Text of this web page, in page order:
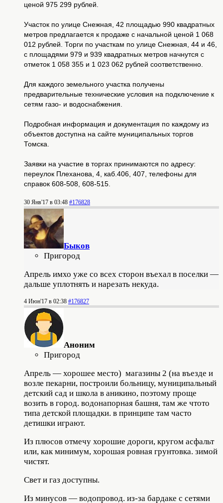
ценой 975 299 рублей.
Участок по улице Снежная, 42 площадью 990 квадратных
метров предлагается к продаже с начальной ценой 1 068
012 рублей. Торги по участкам по улице Снежная, 44 и 46,
с площадями 979 и 939 квадратных метров начнутся с
отметок 1 058 355 и 1 023 062 рублей соответственно.
Для каждого земельного участка получены
предварительные технические условия на подключение к
сетям газо- и водоснабжения.
Подробная информация и документация по каждому из
объектов доступна на сайте муниципальных торгов
Томска.
Заявки на участие в торгах принимаются по адресу:
переулок Плеханова, 4, каб.406, 407, телефоны для
справок 608-508, 608-515.
30 Янв'17 в 03:48 #176828
Быков
Пригород
Апрель имхо уже со всех сторон въехал в поселки —
дальше уплотнять и нарезать некуда.
4 Июн'17 в 02:38 #176827
Аноним
Пригород
Апрель — хорошее место) магазины 2 (на въезде и
возле пекарни, построили больницу, муниципальный
детский сад и школа в аникино, поэтому проще
возить в город. водонапорная башня, там же чтото
типа детской площадки. в принципе там часто
детишки играют.
Из плюсов отмечу хорошие дороги, кругом асфальт
или, как минимум, хорошая ровная грунтовка. зимой
чистят.
Свет и газ доступны.
Из минусов — водопровод. из-за бардаке с сетями